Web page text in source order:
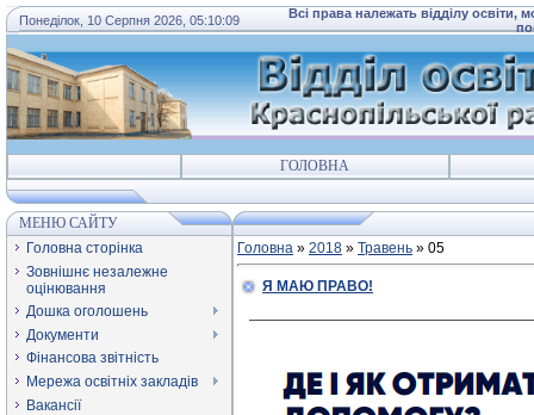
Понеділок, 10 Серпня 2026, 05:10:09
Всі права належать відділу освіти,
ГОЛОВНА
МЕНЮ САЙТУ
Головна сторінка
Зовнішнє незалежне
оцінювання
Дошка оголошень
Документи
Фінансова звітність
Мережа освітніх закладів
Вакансії
Головна » 2018 » Травень » 05
Я МАЮ ПРАВО!